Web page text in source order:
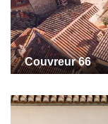
Couvreur 66